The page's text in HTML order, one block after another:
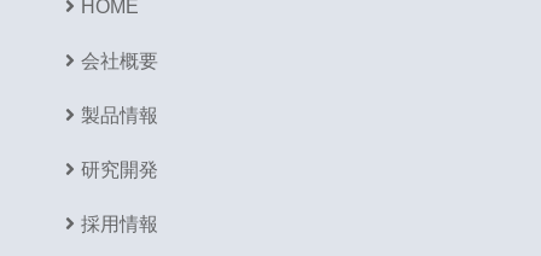
HOME
会社概要
製品情報
研究開発
採用情報